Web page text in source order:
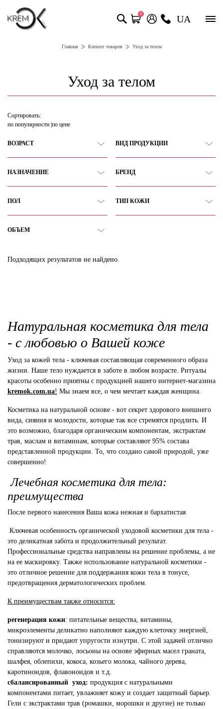
0 UA
Главная Каталог товаров Уход за телом
Уход за телом
Сортировать:
по популярности по цене
ВОЗРАСТ ВИД ПРОДУКЦИИ
НАЗНАЧЕНИЕ БРЕНД
ПОЛ ТИП КОЖИ
ОБЪЕМ
Подходящих результатов не найдено.
Натуральная косметика для тела
- с любовью о Вашей коже
Уход за кожей тела - ключевая составляющая современного образа
жизни. Наше тело нуждается в заботе в любом возрасте. Ритуалы
красоты особенно приятны с продукцией нашего интернет-магазина
kremok.com.ua! Мы знаем все, о чем мечтает каждая женщина.
Косметика на натуральной основе - вот секрет здорового внешнего
вида, сияния и молодости, которые так все стремятся продлить. И
это возможно, благодаря органическим компонентам, экстрактам
трав, маслам и витаминам, которые составляют 95% состава
представленной продукции. То, что создано самой природой, уже
совершенно!
Лечебная косметика для тела:
преимущества
После первого нанесения Ваша кожа нежная и бархатистая
Ключевая особенность органической уходовой косметики для тела -
это деликатная забота и продолжительный результат.
Профессиональные средства направлены на решение проблемы, а не
на ее маскировку. Также использование натуральной косметики -
это отличное решение для поддержания кожи тела в тонусе,
предотвращения дерматологических проблем.
К преимуществам также относится:
регенерация кожи: питательные вещества, витамины,
микроэлементы деликатно наполняют каждую клеточку энергией,
тонизируют и придают упругости изнутри. С этой задачей отлично
справляются молочко, лосьоны на основе эфирных масел граната,
шалфея, облепихи, кокоса, козьего молока, чайного дерева,
каротиноидов, флавоноидов и т.д.
сбалансированный уход: продукция с натуральными
компонентами питает, увлажняет кожу и создает защитный барьер.
Гели с экстрактами трав (ромашки, морошки и другие) не только